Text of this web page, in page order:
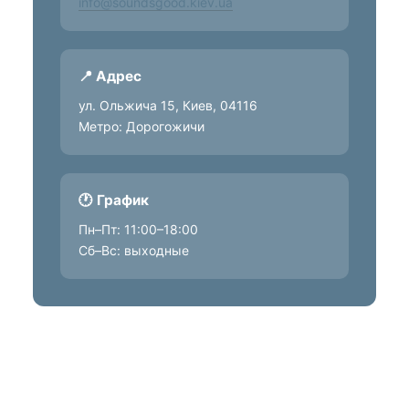
📍 Адрес
ул. Ольжича 15, Киев, 04116
Метро: Дорогожичи
🕐 График
Пн–Пт: 11:00–18:00
Сб–Вс: выходные